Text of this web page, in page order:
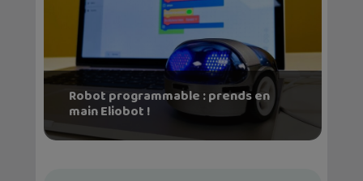
Robot programmable : prends en
main Eliobot !